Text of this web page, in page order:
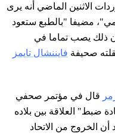
الاثنين الماضي أنه يرى
مضيفا "بالطبع ستعود
ذلك يصب تماما في
صحيفة فايننشال تايمز
قال في مؤتمر صحفي
ضبط" العلاقة بين بلاده
الخروج من الاتحاد